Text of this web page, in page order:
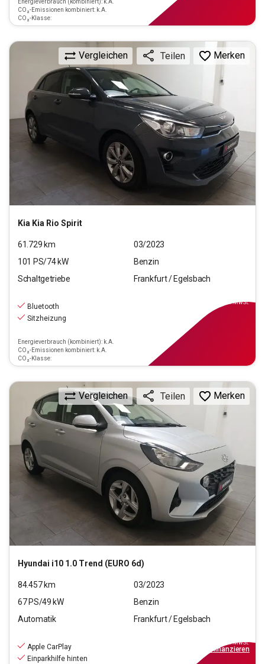
CO₂-Emissionen kombiniert: k.A.
CO₂-Klasse:
Kia Kia Rio Spirit
Vergleichen Teilen Merken
61.729 km
03/2023
101 PS/74kW
Benzin
Schaltgetriebe
Frankfurt / Egelsbach
Bluetooth
Sitzheizung
Energieverbrauch (kombiniert): k.A.
CO₂-Emissionen kombiniert: k.A.
CO₂-Klasse:
inkl.MwSt.
Hyundai i10 1.0 Trend (EURO 6d)
Vergleichen Teilen Merken
84.457km
03/2023
67PS/49 kW
Benzin
Automatik
Frankfurt / Egelsbach
Apple CarPlay
Einparkhilfe hinten
inkl.MwSt.
finanzieren